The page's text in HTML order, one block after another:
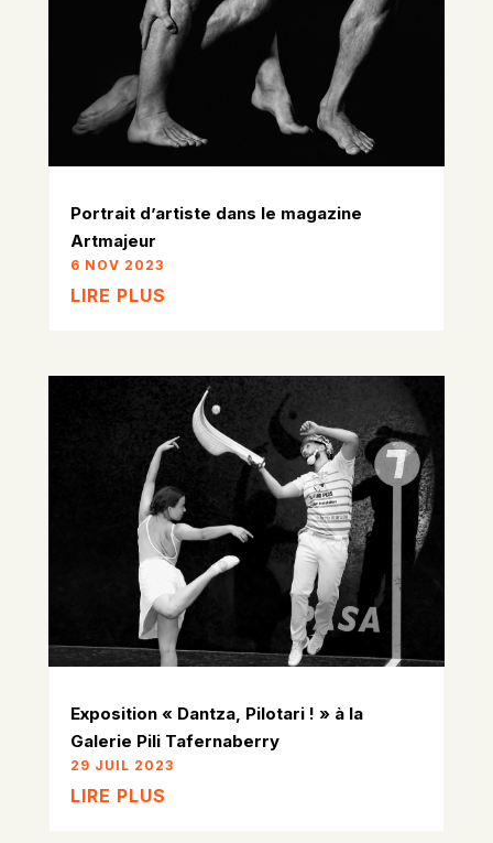
Portrait d’artiste dans le magazine
Artmajeur
6 NOV 2023
LIRE PLUS
Exposition « Dantza, Pilotari ! » à la
Galerie Pili Tafernaberry
29 JUIL 2023
LIRE PLUS